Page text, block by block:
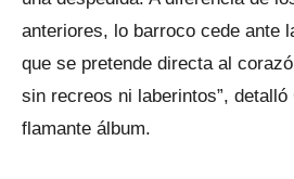
anteriores, lo barroco cede ante
que se pretende directa al
sin recreos ni laberintos”, detalló
flamante álbum.